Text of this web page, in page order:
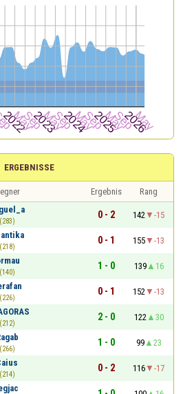
ERGEBNISSE
Ergebnis
Rang
(283)
0 - 2 142
-15
(218)
0 - 1 155
-13
(140)
1 - 0 139
16
(226)
0 - 1 152
-13
(212)
2 - 0 122
30
(266)
1 - 0 99
23
(214)
0 - 2 116
-17